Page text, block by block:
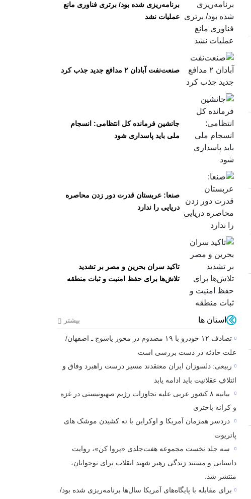
برنامه‌ریزی شده بود/ برتری فناوری مانع
عملیات نشد
صنعت‌نفت آبادان ۲ مدافع جدید جذب کرد
جانشین فرمانده کل انتظامی: انسجام
ملی باید پاسداری شود
صنعا: عربستان قدرت دور زدن محاصره
دریایی را ندارد
تاکید سران بحرین و مصر بر تشدید
تلاش‌ها برای حفظ امنیت و ثبات منطقه
استان ها بیشتر
تصادف ۱۲ خودرو با ۱۹ مصدوم در محور یاسوج ـ اصفهان/
علت حادثه در دست بررسی است
ربیعی: دلسوزان ایران معتقدند مسیر درست راهبرد وفاق و
ائتلافِ عقلانیت باید ادامه یابد
بیانیه ۸ کشور عربی علیه تجاوزات رژیم صهیونیستی در غزه
و کرانه باختری
دردسر همزمان آمریکا و اوکراین با ته کشیدن موشک های
پاتریوت
سه جلد نخست مجموعه هفت‌جلدی «پروا کن»، روایت
داستانی و مستند زندگی رهبر شهید انقلاب برای نوجوانان،
منتشر شد.
برای مقابله با پایگاه‌های آمریکا سال‌ها برنامه‌ریزی شده بود/